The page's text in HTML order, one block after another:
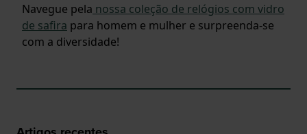
Navegue pela nossa coleção de relógios com vidro
de safira para homem e mulher e surpreenda-se
com a diversidade!